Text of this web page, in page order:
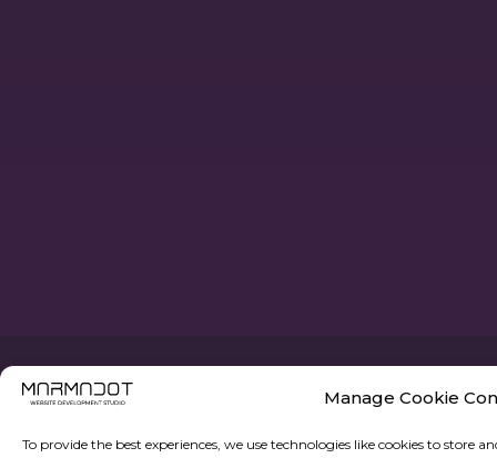
Manage Cookie
To provide the best experiences, we use technologies like cookies to store